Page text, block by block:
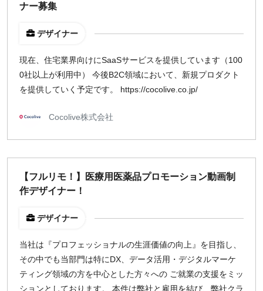
ナー募集
デザイナー
現在、住宅業界向けにSaaSサービスを提供しています（100
0社以上が利用中） 今後B2C領域において、新規プロダクト
を提供していく予定です。 https://cocolive.co.jp/
Cocolive株式会社
【フルリモ！】医療用医薬品プロモーション動画制
作デザイナー！
デザイナー
当社は『プロフェッショナルの生涯価値の向上』を目指し、
その中でも当部門は特にDX、データ活用・デジタルマーケ
ティング領域の方を中心とした方々への ご就業の支援をミッ
ションとしております。 本件は弊社と雇用を結び、弊社クラ